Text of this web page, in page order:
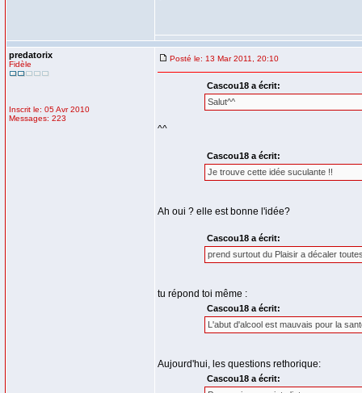
predatorix
Fidèle
Inscrit le: 05 Avr 2010
Messages: 223
Posté le: 13 Mar 2011, 20:10
Cascou18 a écrit:
Salut^^
^^
Cascou18 a écrit:
Je trouve cette idée suculante !!
Ah oui ? elle est bonne l'idée?
Cascou18 a écrit:
prend surtout du Plaisir a décaler
tu répond toi même :
Cascou18 a écrit:
L'abut d'alcool est mauvais pour la
Aujourd'hui, les questions rethorique:
Cascou18 a écrit: